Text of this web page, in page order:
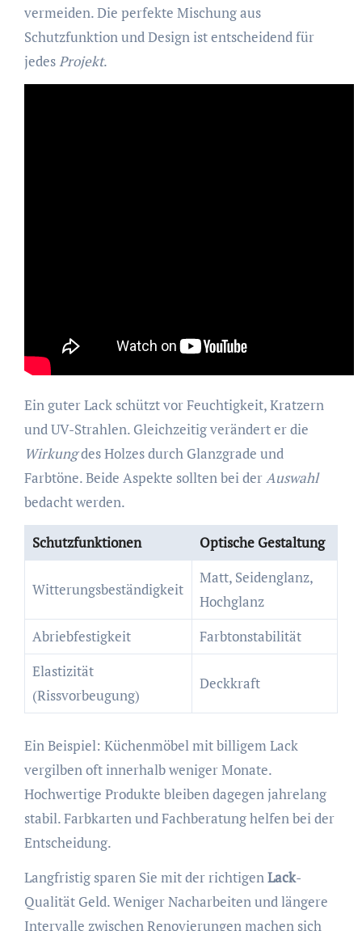
vermeiden. Die perfekte Mischung aus
Schutzfunktion und Design ist entscheidend für
jedesProjekt.
Ein guter Lack schützt vor Feuchtigkeit, Kratzern
und UV-Strahlen. Gleichzeitig verändert er die
Wirkungdes Holzes durch Glanzgrade und
Farbtöne. Beide Aspekte sollten bei derAuswahl
bedacht werden.
Schutzfunktionen Optische Gestaltung
Witterungsbeständigkeit
Matt, Seidenglanz,
Hochglanz
Abriebfestigkeit
Farbtonstabilität
Elastizität
(Rissvorbeugung)
Deckkraft
Ein Beispiel: Küchenmöbel mit billigem Lack
vergilben oft innerhalb weniger Monate.
Hochwertige Produkte bleiben dagegen jahrelang
stabil. Farbkarten und Fachberatung helfen bei der
Entscheidung.
Langfristig sparen Sie mit der richtigenLack-
Qualität Geld. Weniger Nacharbeiten und längere
Intervalle zwischen Renovierungen machen sich